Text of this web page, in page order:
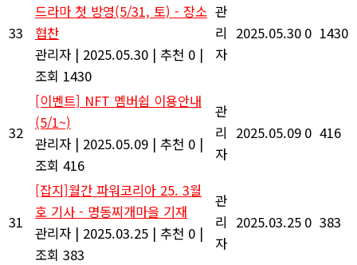
33
드라마 첫 방영(5/31, 토) - 장소
협찬
관리자 | 2025.05.30 | 추천 0 |
조회 1430
관
리
자
2025.05.30 0 1430
32
[이벤트] NFT 멤버쉽 이용안내
(5/1~)
관리자 | 2025.05.09 | 추천 0 |
조회 416
관
리
자
2025.05.09 0 416
31
[잡지]월간 파워코리아 25. 3월
호 기사 - 명동찌개마을 기재
관리자 | 2025.03.25 | 추천 0 |
조회 383
관
리
자
2025.03.25 0 383